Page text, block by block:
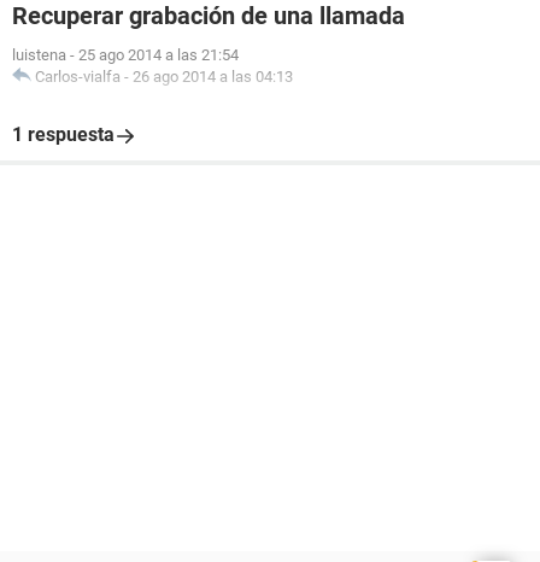
Recuperar grabación de una llamada
luistena - 25 ago 2014 a las 21:54
Carlos-vialfa - 26 ago 2014 a las 04:13
1 respuesta